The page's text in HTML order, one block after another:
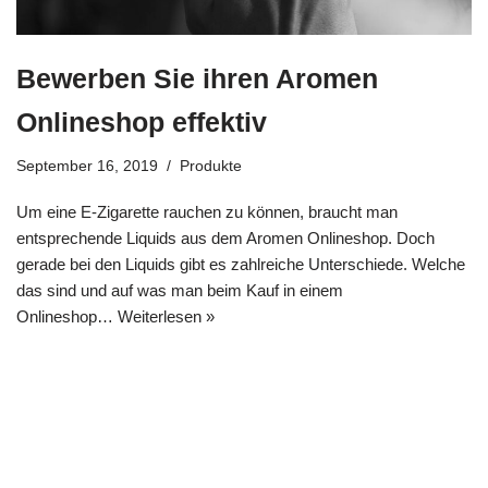
Bewerben Sie ihren Aromen
Onlineshop effektiv
September 16, 2019 Produkte
Um eine E-Zigarette rauchen zu können, braucht man
entsprechende Liquids aus dem Aromen Onlineshop. Doch
gerade bei den Liquids gibt es zahlreiche Unterschiede. Welche
das sind und auf was man beim Kauf in einem
Onlineshop… Weiterlesen »